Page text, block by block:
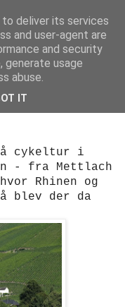
håndstrik
cykeltur i
- fra Mettlach
Rhinen og
blev der da
deliver its services
and user-agent are
and security
generate usage
abuse.
IT